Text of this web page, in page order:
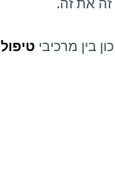
בין מרכיבי טיפול